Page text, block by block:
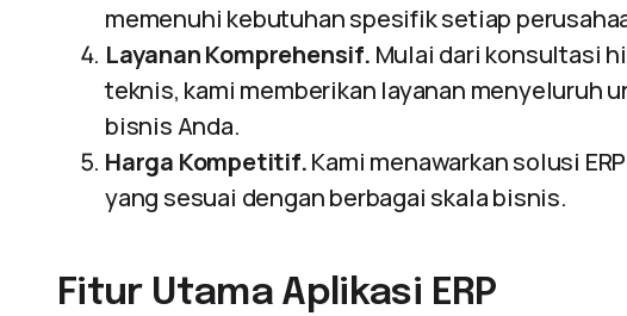
memenuhi kebutuhan spesifik setiap
Layanan Komprehensif. Mulai dari konsultasi
teknis, kami memberikan layanan menyeluruh
bisnis Anda.
Harga Kompetitif.Kami menawarkan solusi
yang sesuai dengan berbagai skala bisnis.
Fitur Utama Aplikasi ERP